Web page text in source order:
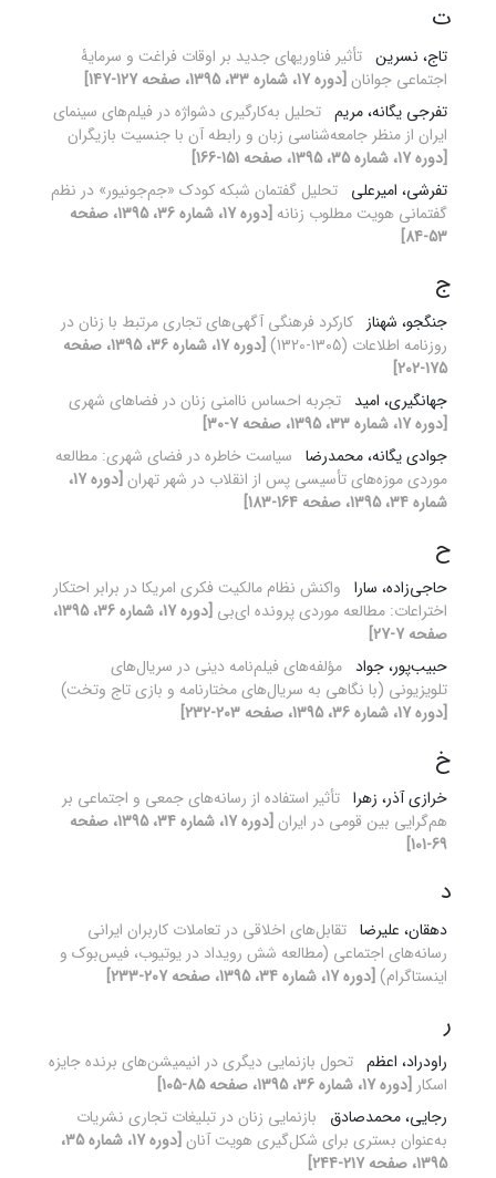
ت
تاج، نسرین تأثیر فناوری‏های جدید بر اوقات فراغت و سرمایۀ
اجتماعی جوانان [دوره 17، شماره 33، 1395، صفحه 127-147]
تفرجی یگانه، مریم تحلیل به‌کارگیری دشواژه در فیلم‌های سینمای
ایران از منظر جامعه‌شناسی زبان و رابطه آن با جنسیت بازیگران
[دوره 17، شماره 35، 1395، صفحه 151-166]
تفرشی، امیرعلی تحلیل گفتمان شبکه کودک «جم‌جونیور» در نظم
گفتمانی هویت مطلوب زنانه
[دوره 17، شماره 36، 1395، صفحه
53-84]
ج
جنگجو، شهناز کارکرد فرهنگی آگهی‌های تجاری مرتبط با زنان در
روزنامه اطلاعات (1305-1320)
[دوره 17، شماره 36، 1395، صفحه
175-202]
جهانگیری، امید تجربه احساس ناامنی زنان در فضاهای شهری
[دوره 17، شماره 33، 1395، صفحه 7-30]
جوادی یگانه، محمدرضا سیاست خاطره در فضای شهری: مطالعه
موردی موزه‌های تأسیسی پس از انقلاب در شهر تهران
[دوره 17،
شماره 34، 1395، صفحه 164-183]
ح
حاجی‌زاده، سارا واکنش نظام مالکیت فکری امریکا در برابر احتکار
اختراعات: مطالعه موردی پرونده ای‌بی
[دوره 17، شماره 36، 1395،
صفحه 7-27]
حبیب‌پور، جواد مؤلفه‌های فیلم‌نامه دینی در سریال‌های
تلویزیونی (با نگاهی به سریال‌های مختارنامه و بازی تاج ‌وتخت)
[دوره 17، شماره 36، 1395، صفحه 203-232]
خ
خرازی آذر، زهرا تأثیر استفاده از رسانه‌های جمعی و اجتماعی بر
هم‌گرایی بین قومی در ایران
[دوره 17، شماره 34، 1395، صفحه
69-101]
د
دهقان، علیرضا تقابل‌های اخلاقی در تعاملات کاربران ایرانی
رسانه‌های اجتماعی (مطالعه شش رویداد در یوتیوب، فیس‌بوک و
اینستاگرام) [دوره 17، شماره 34، 1395، صفحه 207-233]
ر
راودراد، اعظم تحول بازنمایی دیگری در انیمیشن‌های برنده جایزه
اسکار [دوره 17، شماره 36، 1395، صفحه 85-105]
رجایی، محمدصادق
بازنمایی زنان در تبلیغات تجاری نشریات
به‌عنوان بستری برای شکل‌گیری هویت آنان
[دوره 17، شماره 35،
1395، صفحه 217-244]